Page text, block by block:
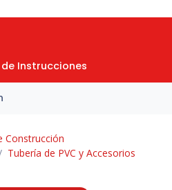
Instrucciones
Construcción
Tubería de PVC y Accesorios